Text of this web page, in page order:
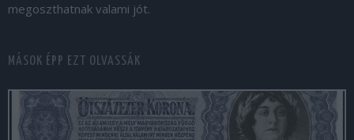
megoszthatnak valami jót.
MÁSOK ÉPP EZT OLVASSÁK